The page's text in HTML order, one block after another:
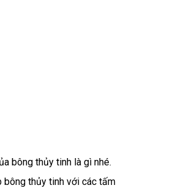
bông thủy tinh là gì nhé.
bông thủy tinh với các tấm